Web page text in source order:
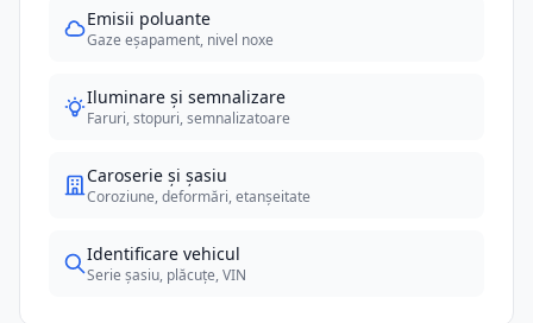
Emisii poluante
Gaze eșapament, nivel noxe
Iluminare și semnalizare
Faruri, stopuri, semnalizatoare
Caroserie și șasiu
Coroziune, deformări, etanșeitate
Identificare vehicul
Serie șasiu, plăcuțe, VIN